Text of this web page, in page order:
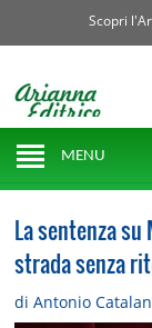
Scopri
MENU
La sentenza su
strada senza
di Antonio